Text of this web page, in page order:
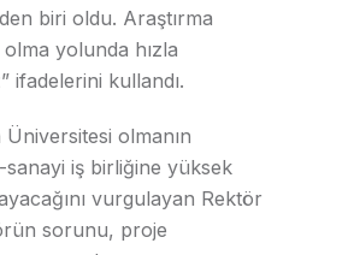
biri oldu. Araştırma
yolunda hızla
ifadelerini kullandı.
Üniversitesi olmanın
sanayi iş birliğine yüksek
vurgulayan Rektör
sorunu, proje